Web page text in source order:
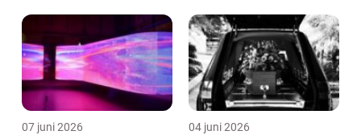
07 juni 2026 04 juni 2026